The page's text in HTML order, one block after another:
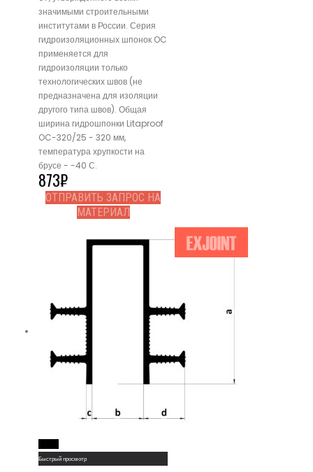
значимыми строительными
институтами в России. Серия
гидроизоляционных шпонок OC
применяется для
гидроизоляции только
технологических швов (не
предназначена для изоляции
другого типа швов). Общая
ширина гидрошпонки Litaproof
OC-320/25 - 320 мм,
температура хрупкости на
брусе - -40 С.
873₽
ОТПРАВИТЬ ЗАПРОС НА
МАТЕРИАЛ
Быстрый просмотр